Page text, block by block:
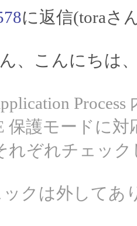
に返信(toraさ
、こんにちは
Process
保護モードに対
れぞれチェッ
ックは外してあ